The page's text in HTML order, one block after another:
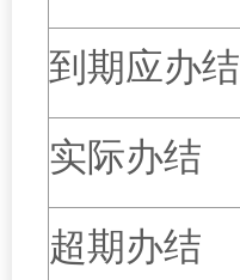
到期应办结
实际办结
超期办结